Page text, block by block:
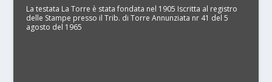
La testata La Torre è stata fondata nel 1905 Iscritta al registro
delle Stampe presso il Trib. di Torre Annunziata nr 41 del 5
agosto del 1965